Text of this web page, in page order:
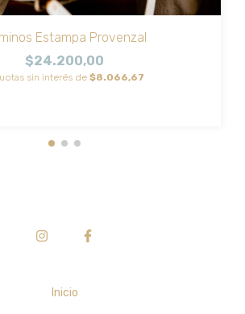
Estampa Provenzal
$24.200,00
sin interés de $8.066,67
Inicio